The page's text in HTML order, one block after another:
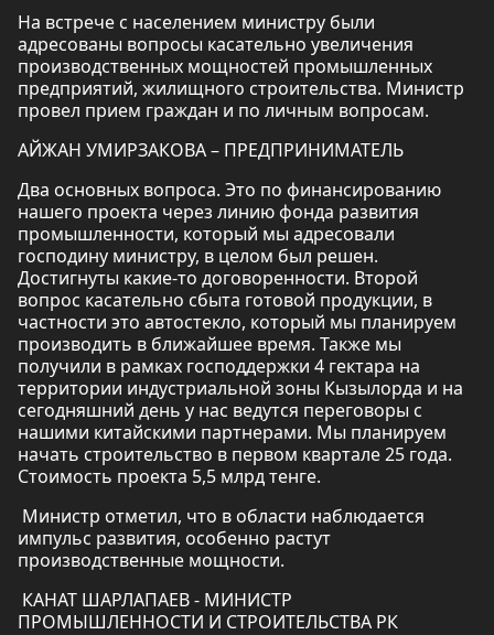
На встрече с населением министру были
адресованы вопросы касательно увеличения
производственных мощностей промышленных
предприятий, жилищного строительства. Министр
провел прием граждан и по личным вопросам.
АЙЖАН УМИРЗАКОВА – ПРЕДПРИНИМАТЕЛЬ
Два основных вопроса. Это по финансированию
нашего проекта через линию фонда развития
промышленности, который мы адресовали
господину министру, в целом был решен.
Достигнуты какие-то договоренности. Второй
вопрос касательно сбыта готовой продукции, в
частности это автостекло, который мы планируем
производить в ближайшее время. Также мы
получили в рамках господдержки 4 гектара на
территории индустриальной зоны Кызылорда и на
сегодняшний день у нас ведутся переговоры с
нашими китайскими партнерами. Мы планируем
начать строительство в первом квартале 25 года.
Стоимость проекта 5,5 млрд тенге.
Министр отметил, что в области наблюдается
импульс развития, особенно растут
производственные мощности.
КАНАТ ШАРЛАПАЕВ - МИНИСТР
ПРОМЫШЛЕННОСТИ И СТРОИТЕЛЬСТВА РК